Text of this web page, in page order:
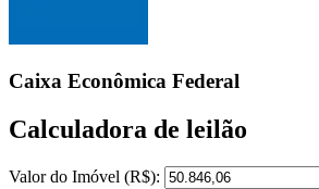
Caixa Econômica Federal
Calculadora de leilão
Valor do Imóvel (R$):